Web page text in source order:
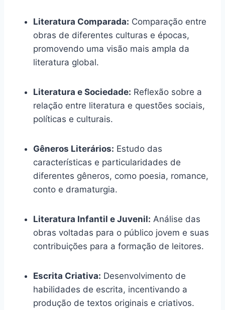
Literatura Comparada: Comparação entre
obras de diferentes culturas e épocas,
promovendo uma visão mais ampla da
literatura global.
Literatura e Sociedade: Reflexão sobre a
relação entre literatura e questões sociais,
políticas e culturais.
Gêneros Literários: Estudo das
características e particularidades de
diferentes gêneros, como poesia, romance,
conto e dramaturgia.
Literatura Infantil e Juvenil: Análise das
obras voltadas para o público jovem e suas
contribuições para a formação de leitores.
Escrita Criativa: Desenvolvimento de
habilidades de escrita, incentivando a
produção de textos originais e criativos.